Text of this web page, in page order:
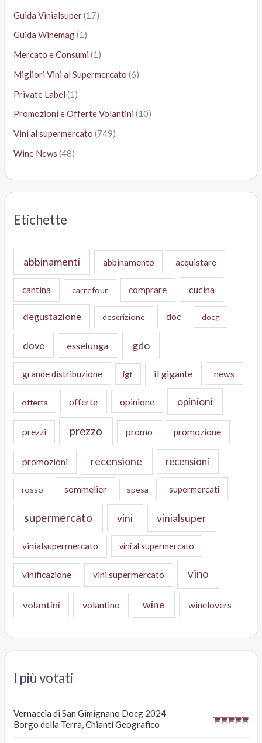
Guida Vinialsuper(17)
Guida Winemag(1)
Mercato e Consumi (1)
Migliori Vini al Supermercato (6)
Private Label (1)
Promozioni e Offerte Volantini (10)
Vini al supermercato (749)
Wine News (48)
Etichette
abbinamenti abbinamento acquistare
cantina carrefour comprare cucina
degustazione descrizione doc docg
dove esselunga gdo
grande distribuzione igt il gigante news
offerta offerte opinione opinioni
prezzi prezzo promo promozione
promozioni recensione recensioni
rosso sommelier spesa supermercati
supermercato vini vinialsuper
vinialsupermercato vini al supermercato
vinificazione vini supermercato vino
volantini volantino wine winelovers
I più votati
Vernaccia di San Gimignano Docg 2024
Borgo della Terra, Chianti Geografico